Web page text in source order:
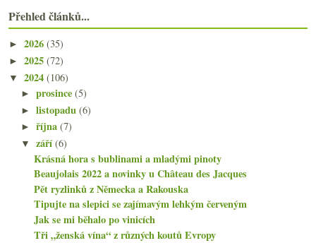
Přehled článků...
► 2026 (35)
► 2025 (72)
▼ 2024 (106)
►prosince(5)
►listopadu(6)
►října(7)
▼září(6)
Krásná hora s bublinami a mladými pinoty
Beaujolais 2022 a novinky u Château des Jacques
Pět ryzlinků z Německa a Rakouska
Tipujte na slepici se zajímavým lehkým červeným
Jak se mi běhalo po vinicích
Tři „ženská vína“ z různých koutů Evropy